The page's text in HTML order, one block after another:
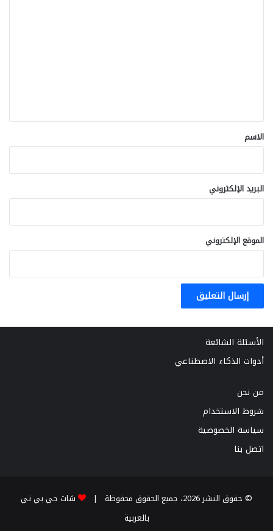
*
الاسم
البريد الإلكتروني
الموقع الإلكتروني
الأسئلة الشائعة
أدوات الذكاء الاصطناعي
من نحن
شروط الاستخدام
سياسة الخصوصية
اتصل بنا
© حقوق النشر 2026، جميع الحقوق محفوظة |
شات جي بي تي
بالعربية